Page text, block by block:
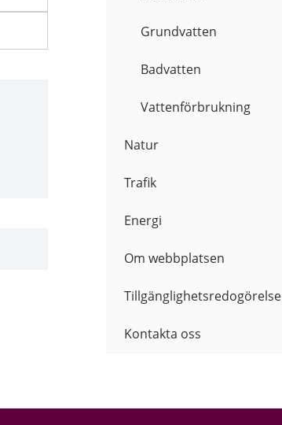
Grundvatten
Badvatten
Vattenförbrukning
Natur
Trafik
Energi
Om webbplatsen
Tillgänglighetsredogörelse
Kontakta oss